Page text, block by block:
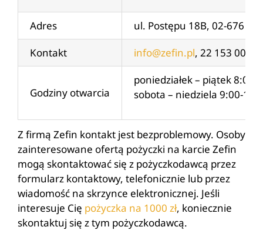
Adres
ul. Postępu 18B, 02-676
Kontakt
info@zefin.pl, 22 153 00 33
Godziny otwarcia
poniedziałek – piątek 8:00-
sobota – niedziela 9:00-
Z firmą Zefin kontakt jest bezproblemowy. Osoby
zainteresowane ofertą pożyczki na karcie Zefin
mogą skontaktować się z pożyczkodawcą przez
formularz kontaktowy, telefonicznie lub przez
wiadomość na skrzynce elektronicznej. Jeśli
interesuje Cię pożyczka na 1000 zł, koniecznie
skontaktuj się z tym pożyczkodawcą.